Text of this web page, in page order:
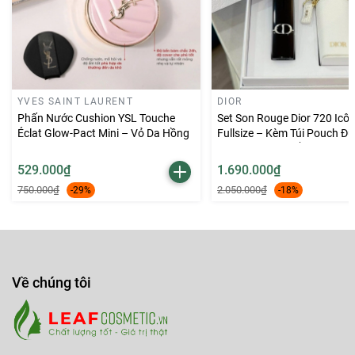
✨Hiệu ứng:Lì mịn sang trọng, bền màu đến 12 giờ, giúp
đôi môi giữ trọn vẻ quyến rũ trong suốt ngày dài.
YVES SAINT LAURENT
Phấn Nước Cushion YSL Touche
Éclat Glow-Pact Mini – Vỏ Da Hồng
529.000₫
750.000₫ -29%
DIOR
Set Son Rouge Dior 720
Fullsize – Kèm Túi Pouch
1.690.000₫
2.050.000₫ -18%
Về chúng tôi